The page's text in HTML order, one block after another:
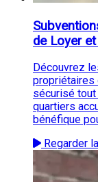
de Loyer
Découvrez
propriétaires
sécurisé
quartiers
bénéfique
Regarder